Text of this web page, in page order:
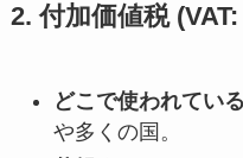
2. 付加価値税
どこで使われてい
や多くの国。